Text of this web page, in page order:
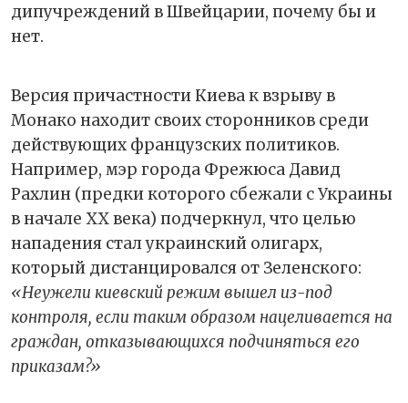
дипучреждений в Швейцарии, почему бы и
нет.
Версия причастности Киева к взрыву в
Монако находит своих сторонников среди
действующих французских политиков.
Например, мэр города Фрежюса Давид
Рахлин (предки которого сбежали с Украины
в начале ХХ века) подчеркнул, что целью
нападения стал украинский олигарх,
который дистанцировался от Зеленского:
«Неужели киевский режим вышел из-под
контроля, если таким образом нацеливается на
граждан, отказывающихся подчиняться его
приказам?»